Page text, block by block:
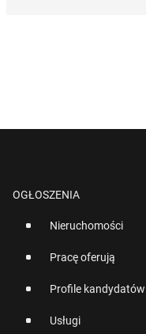
OGŁOSZENIA
Nieruchomości
Pracę oferują
Profile kandydatów
Usługi